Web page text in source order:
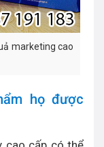
marketing cao
họ được